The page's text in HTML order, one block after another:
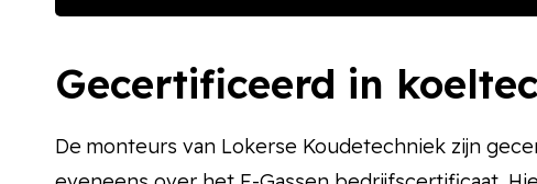
Gecertificeerd in
De monteurs van Lokerse Koudetechniek zijn